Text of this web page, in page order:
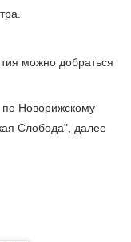
можно добраться
по Новорижскому
Слобода", далее